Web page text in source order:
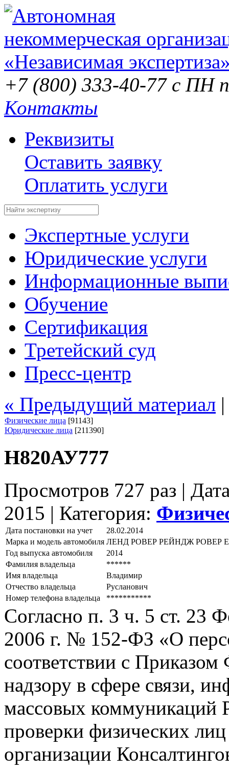
+7 (800) 333-40-77 с ПН
Контакты
Реквизиты
Оставить заявку
Оплатить услуги
Экспертные услуги
Юридические услуги
Информационные
Обучение
Сертификация
Третейский суд
Пресс-центр
« Предыдущий материал
Физические лица [91143]
Юридические лица [211390]
Н820АУ777
Просмотров 727 раз |
2015 | Категория:
Дата постановки на учет
28.02.2014
Марка и модель автомобиля ЛЕНД РОВЕР РЕЙНДЖ РОВЕР
Год выпуска автомобиля
2014
Фамилия владельца
******
Имя владельца
Владимир
Отчество владельца
Русланович
Номер телефона владельца
***********
Согласно п. 3 ч. 5 ст. 23
2006 г. № 152-ФЗ «О
соответствии с
надзору в сфере связи,
массовых коммуникаций
проверки физических
организации